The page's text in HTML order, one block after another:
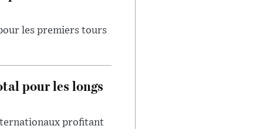
les premiers tours
pour les longs
profitant